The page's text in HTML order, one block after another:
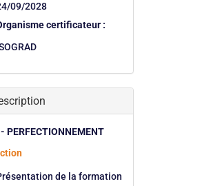
09/2028
certificateur :
PERFECTIONNEMENT
de la formation